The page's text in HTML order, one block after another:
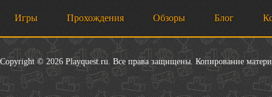
Игры Прохождения Обзоры Блог
Copyright © 2026 Playquest.ru. Все права защищены. Копирование